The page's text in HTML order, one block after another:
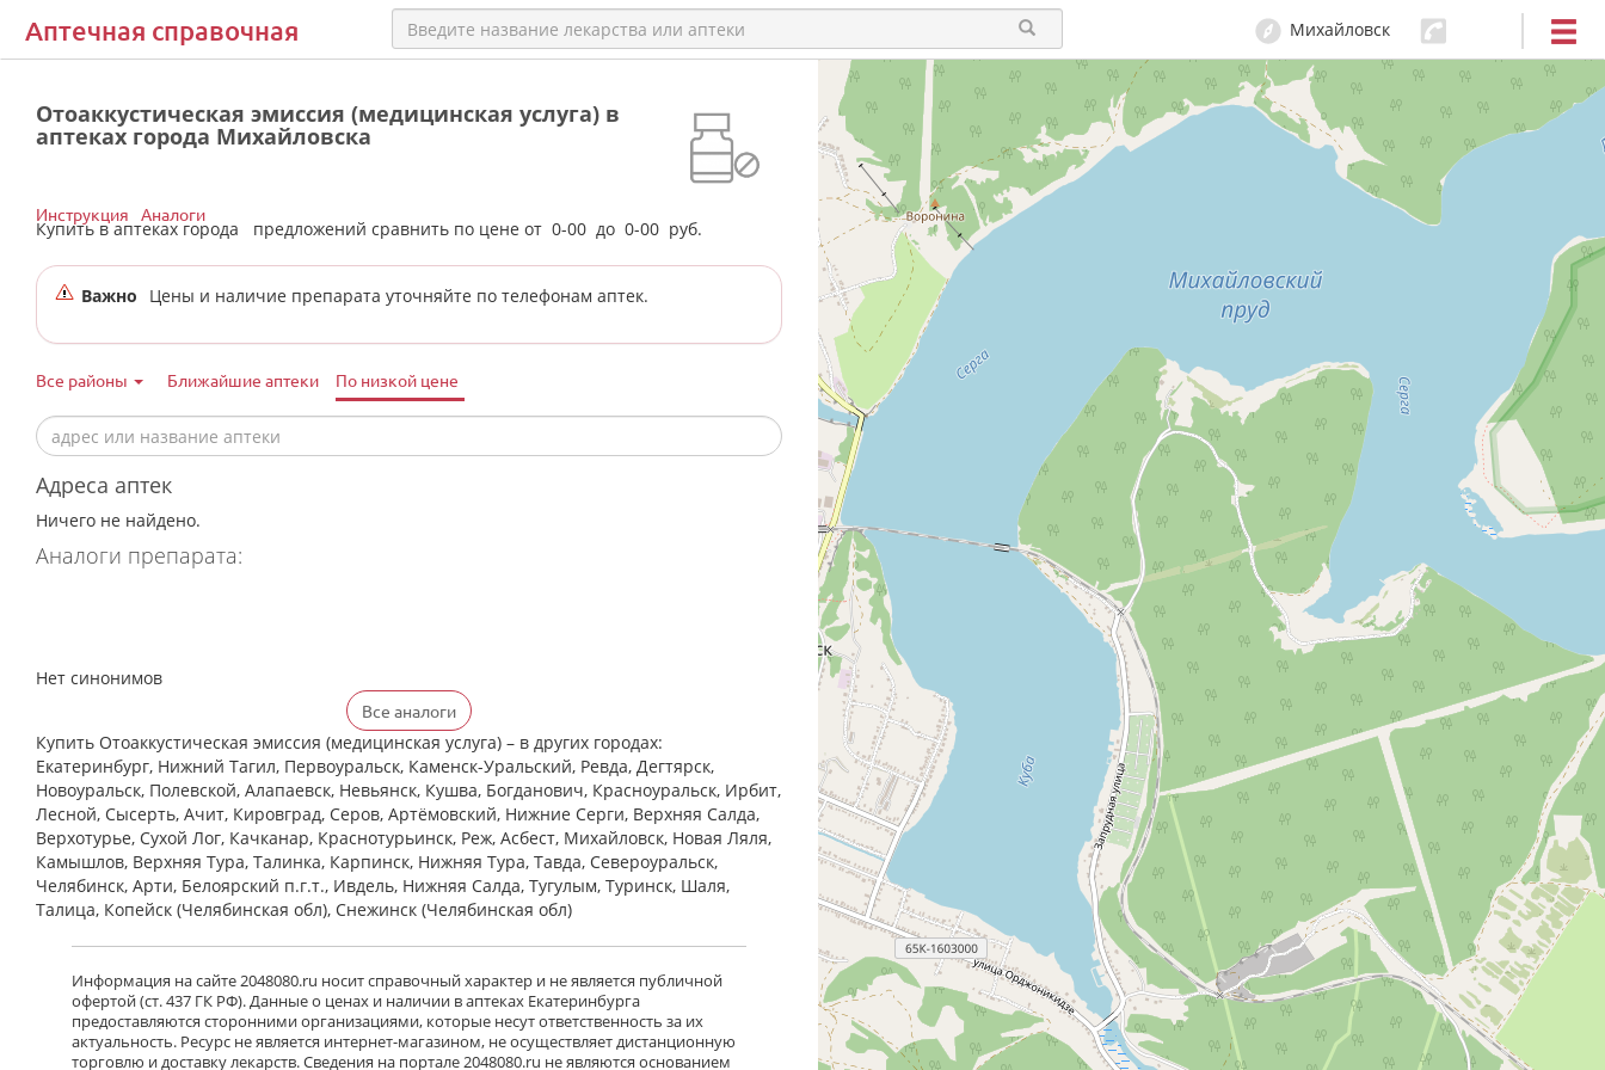
Аптечная справочная Михайловск
Отоаккустическая эмиссия (медицинская услуга) в
аптеках города Михайловска
Купить в аптеках города предложений сравнить по цене от 0-00 до 0-00 руб.
Инструкция Аналоги
Важно Цены и наличие препарата уточняйте по телефонам аптек.
Все районы Ближайшие аптеки По низкой цене
Адреса аптек
Ничего не найдено.
Аналоги препарата:
Нет синонимов
Все аналоги
Купить Отоаккустическая эмиссия (медицинская услуга) – в других городах:
Екатеринбург, Нижний Тагил, Первоуральск, Каменск-Уральский, Ревда, Дегтярск,
Новоуральск, Полевской, Алапаевск, Невьянск, Кушва, Богданович, Красноуральск, Ирбит,
Лесной, Сысерть, Ачит, Кировград, Серов, Артёмовский, Нижние Cерги, Верхняя Салда,
Верхотурье, Сухой Лог, Качканар, Краснотурьинск, Реж, Асбест, Михайловск, Новая Ляля,
Камышлов, Верхняя Тура, Талинка, Карпинск, Нижняя Тура, Тавда, Североуральск,
Челябинск, Арти, Белоярский п.г.т., Ивдель, Нижняя Салда, Тугулым, Туринск, Шаля,
Талица, Копейск (Челябинская обл), Снежинск (Челябинская обл)
Информация на сайте 2048080.ru носит справочный характер и не является публичной
офертой (ст. 437 ГК РФ). Данные о ценах и наличии в аптеках Екатеринбурга
предоставляются сторонними организациями, которые несут ответственность за их
актуальность. Ресурс не является интернет-магазином, не осуществляет дистанционную
торговлю и доставку лекарств. Сведения на портале 2048080.ru не являются основанием